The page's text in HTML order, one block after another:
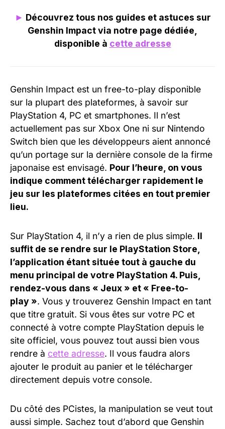
► Découvrez tous nos guides et astuces sur
Genshin Impact via notre page dédiée,
disponible à cette adresse
Genshin Impact est un free-to-play disponible
sur la plupart des plateformes, à savoir sur
PlayStation 4, PC et smartphones. Il n’est
actuellement pas sur Xbox One ni sur Nintendo
Switch bien que les développeurs aient annoncé
qu’un portage sur la dernière console de la firme
japonaise est envisagé. Pour l’heure, on vous
indique comment télécharger rapidement le
jeu sur les plateformes citées en tout premier
lieu.
Sur PlayStation 4, il n’y a rien de plus simple. Il
suffit de se rendre sur le PlayStation Store,
l’application étant située tout à gauche du
menu principal de votre PlayStation 4. Puis,
rendez-vous dans « Jeux » et « Free-to-
play ». Vous y trouverez Genshin Impact en tant
que titre gratuit. Si vous êtes sur votre PC et
connecté à votre compte PlayStation depuis le
site officiel, vous pouvez tout aussi bien vous
rendre à cette adresse. Il vous faudra alors
ajouter le produit au panier et le télécharger
directement depuis votre console.
Du côté des PCistes, la manipulation se veut tout
aussi simple. Sachez tout d’abord que Genshin